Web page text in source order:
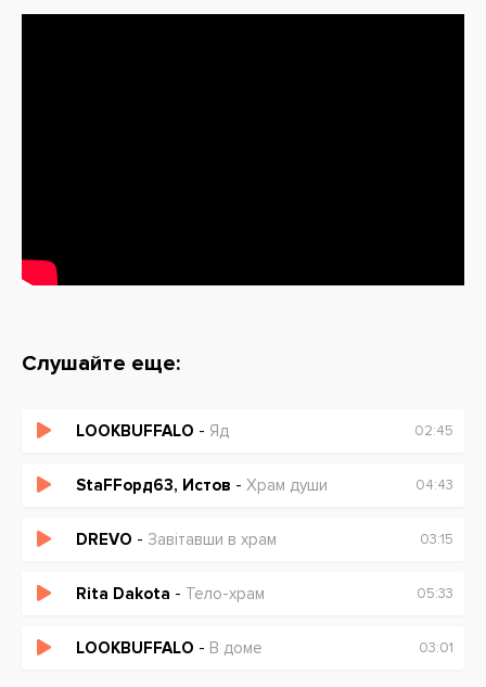
Слушайте еще:
LOOKBUFFALO - Яд 02:45
StaFFорд63, Истов - Храм души 04:43
DREVO - Завітавши в храм 03:15
Rita Dakota - Тело-храм 05:33
LOOKBUFFALO - В доме 03:01